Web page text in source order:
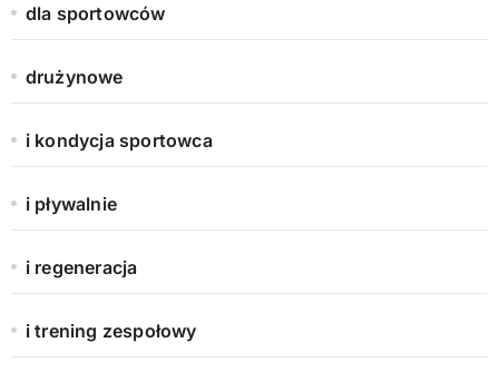
dla sportowców
drużynowe
i kondycja sportowca
i pływalnie
i regeneracja
i trening zespołowy